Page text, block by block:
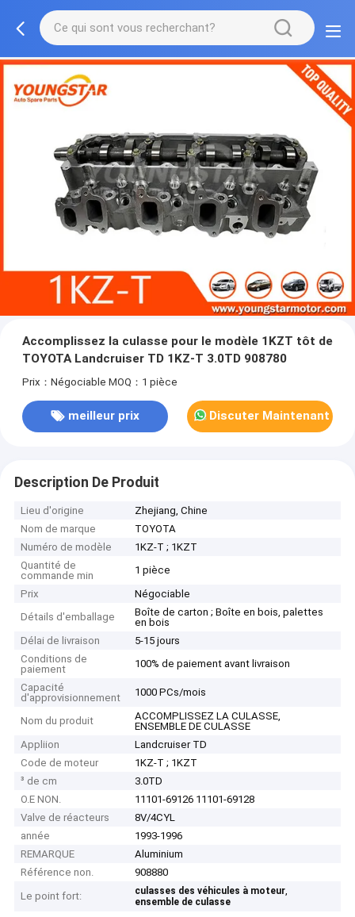
Accomplissez la culasse pour le modèle 1KZT tôt de
TOYOTA Landcruiser TD 1KZ-T 3.0TD 908780
Prix：Négociable MOQ：1 pièce
meilleur prix Discuter Maintenant
Description De Produit
Lieu d'origine
Zhejiang, Chine
Nom de marque
TOYOTA
Numéro de modèle
1KZ-T ; 1KZT
Quantité de
commande min
1 pièce
Prix
Négociable
Détails d'emballage
Boîte de carton ; Boîte en bois, palettes
en bois
Délai de livraison
5-15 jours
Conditions de
paiement
100% de paiement avant livraison
Capacité
d'approvisionnement
1000 PCs/mois
Nom du produit
ACCOMPLISSEZ LA CULASSE,
ENSEMBLE DE CULASSE
Appliion
Landcruiser TD
Code de moteur
1KZ-T ; 1KZT
³ de cm
3.0TD
O.E NON.
11101-69126 11101-69128
Valve de réacteurs
8V/4CYL
année
1993-1996
REMARQUE
Aluminium
Référence non.
908880
Le point fort:
culasses des véhicules à moteur,
ensemble de culasse